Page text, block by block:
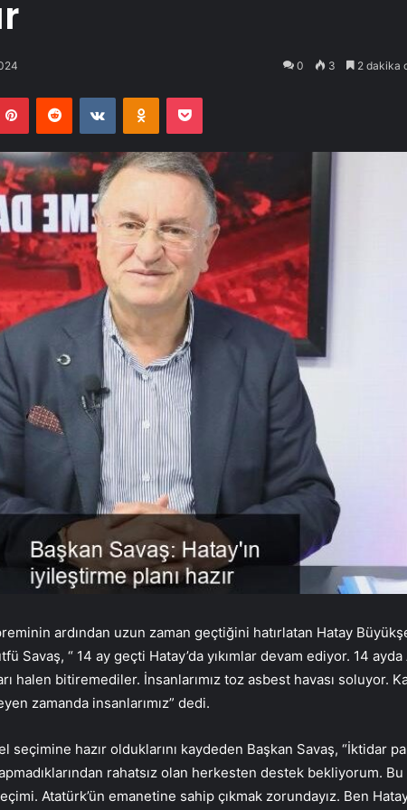
0 3 2 dakika
PinterestReddit VKontakteOdnoklassniki
Pocket
ardından uzun zaman geçtiğini hatırlatan Hatay
Savaş, “ 14 ay geçti Hatay’da yıkımlar devam ediyor. 14 ayda
halen bitiremediler. İnsanlarımız toz asbest havası soluyor.
zamanda insanlarımız” dedi.
seçimine hazır olduklarını kaydeden Başkan Savaş, “İktidar
rahatsız olan herkesten destek bekliyorum.
Atatürk’ün emanetine sahip çıkmak zorundayız. Ben